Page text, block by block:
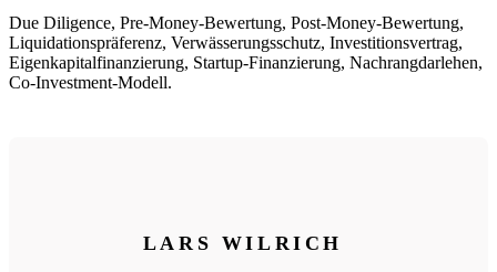
Due Diligence, Pre-Money-Bewertung, Post-Money-Bewertung,
Liquidationspräferenz, Verwässerungsschutz, Investitionsvertrag,
Eigenkapitalfinanzierung, Startup-Finanzierung, Nachrangdarlehen,
Co-Investment-Modell.
LARS WILRICH